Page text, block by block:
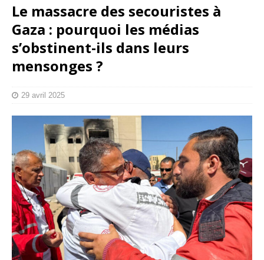
Le massacre des secouristes à
Gaza : pourquoi les médias
s’obstinent-ils dans leurs
mensonges ?
29 avril 2025